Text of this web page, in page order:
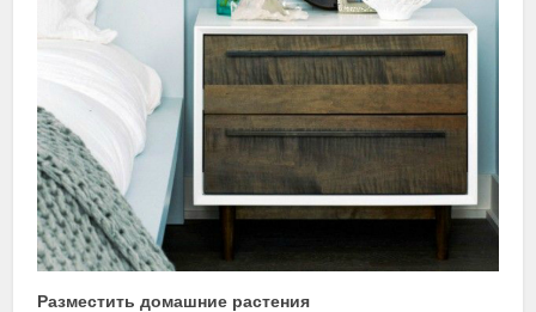
Разместить домашние растения